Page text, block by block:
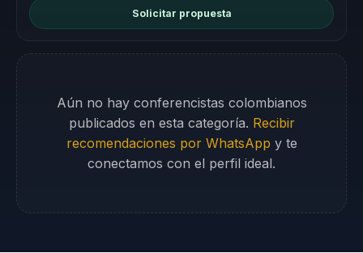
Solicitar propuesta
Aún no hay conferencistas colombianos
publicados en esta categoría. Recibir
recomendaciones por WhatsApp y te
conectamos con el perfil ideal.